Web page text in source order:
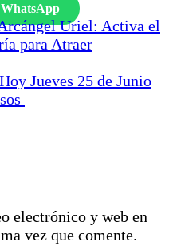
Uriel: Activa el
para Atraer
Jueves 25 de Junio
electrónico y web en
vez que comente.